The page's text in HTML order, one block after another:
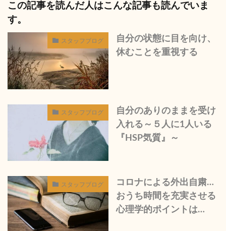
この記事を読んだ人はこんな記事も読んでいま
す。
スタッフブログ
自分の状態に目を向け、
休むことを重視する
スタッフブログ
自分のありのままを受け
入れる～５人に1人いる
『HSP気質』～
スタッフブログ
コロナによる外出自粛…
おうち時間を充実させる
心理学的ポイントは…